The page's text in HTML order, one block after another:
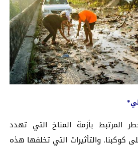
المرتبط بأزمة المناخ التي تهدد
كوكبنا. والتأثيرات التي تخلفها هذه